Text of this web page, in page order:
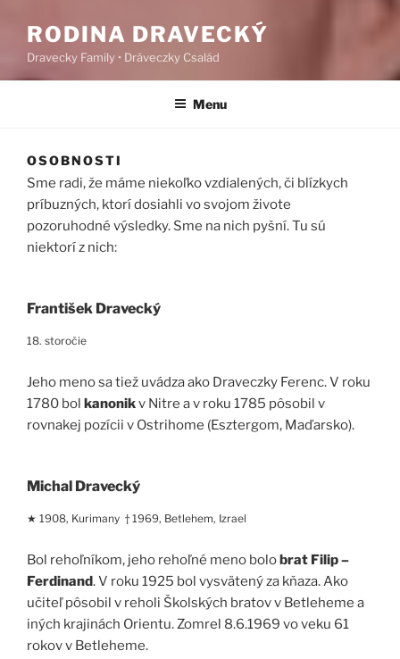
RODINA DRAVECKÝ
Dravecky Family • Dráveczky Család
Menu
OSOBNOSTI
Sme radi, že máme niekoľko vzdialených, či blízkych
príbuzných, ktorí dosiahli vo svojom živote
pozoruhodné výsledky. Sme na nich pyšní. Tu sú
niektorí z nich:
František Dravecký
18. storočie
Jeho meno sa tiež uvádza ako Draveczky Ferenc. V roku
1780 bol kanonikv Nitre a v roku 1785 pôsobil v
rovnakej pozícii v Ostrihome (Esztergom, Maďarsko).
Michal Dravecký
★ 1908, Kurimany † 1969, Betlehem, Izrael
Bol rehoľníkom, jeho rehoľné meno bolobrat Filip –
Ferdinand. V roku 1925 bol vysvätený za kňaza. Ako
učiteľ pôsobil v reholi Školských bratov v Betleheme a
iných krajinách Orientu. Zomrel 8.6.1969 vo veku 61
rokov v Betleheme.